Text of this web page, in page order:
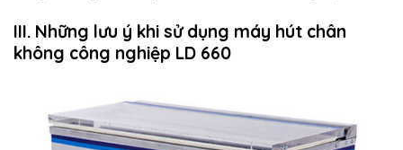
III. Những lưu ý khi sử dụng máy hút chân
không công nghiệp LD 660